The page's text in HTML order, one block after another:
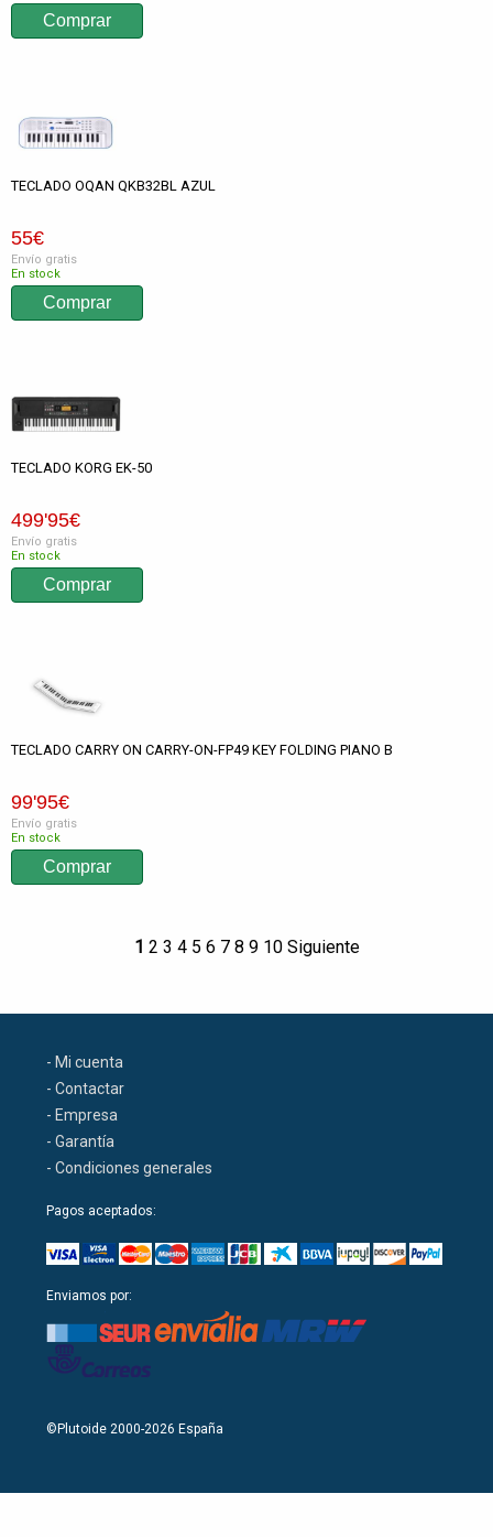
TECLADO OQAN QKB32BL AZUL
55€
Envío gratis
En stock
TECLADO KORG EK-50
499'95€
Envío gratis
En stock
TECLADO CARRY ON CARRY-ON-FP49 KEY FOLDING PIANO B
99'95€
Envío gratis
En stock
1 2 3 4 5 6 7 8 9 10 Siguiente
- Mi cuenta
- Contactar
- Empresa
- Garantía
- Condiciones generales
Pagos aceptados:
Enviamos por:
©Plutoide 2000-2026 España